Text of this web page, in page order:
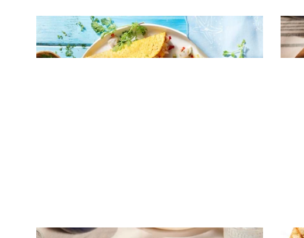
Tacos με γαρίδες ceviche και πικάντικη
μαγιονέζα
FINGERFOOD
ΘΑΛΑΣΣΙΝΑ